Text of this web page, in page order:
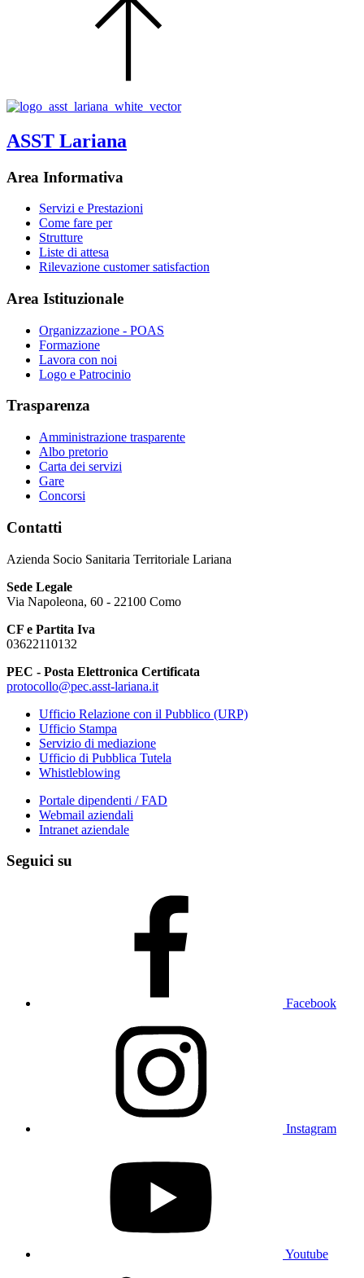
ASST Lariana
Area Informativa
Servizi e Prestazioni
Come fare per
Strutture
Liste di attesa
Rilevazione customer satisfaction
Area Istituzionale
Organizzazione - POAS
Formazione
Lavora con noi
Logo e Patrocinio
Trasparenza
Amministrazione trasparente
Albo pretorio
Carta dei servizi
Gare
Concorsi
Contatti
Azienda Socio Sanitaria Territoriale Lariana
Sede Legale
Via Napoleona, 60 - 22100 Como
CF e Partita Iva
03622110132
PEC - Posta Elettronica Certificata
protocollo@pec.asst-lariana.it
Ufficio Relazione con il Pubblico (URP)
Ufficio Stampa
Servizio di mediazione
Ufficio di Pubblica Tutela
Whistleblowing
Portale dipendenti / FAD
Webmail aziendali
Intranet aziendale
Seguici su
Facebook
Instagram
Youtube